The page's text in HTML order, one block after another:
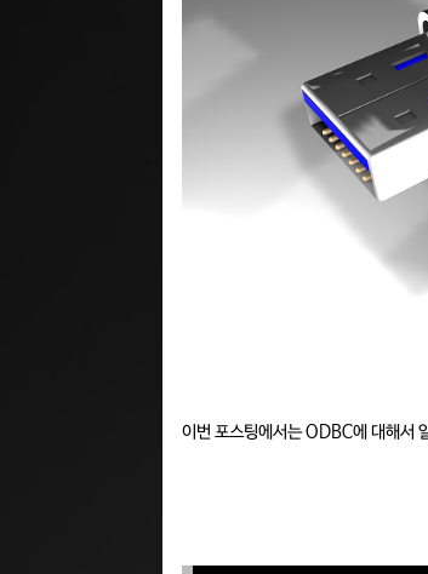
이번 포스팅에서는 ODBC에 대해서